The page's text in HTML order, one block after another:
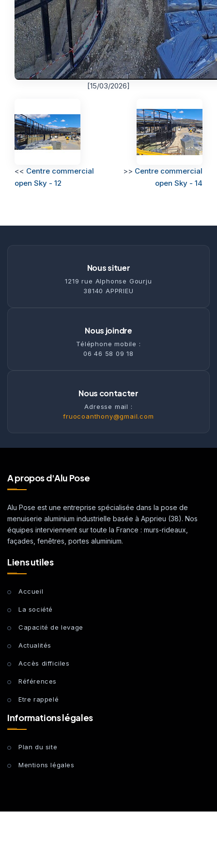
[15/03/2026]
<< Centre commercial
open Sky - 12
>> Centre commercial
open Sky - 14
Nous situer
1219 rue Alphonse Gourju
38140 APPRIEU
Nous joindre
Téléphone mobile :
06 46 58 09 18
Nous contacter
Adresse mail :
fruocoanthony@gmail.com
A propos d'Alu Pose
Alu Pose est une entreprise spécialisée dans la pose de
menuiserie aluminium industrielle basée à Apprieu (38). Nos
équipes interviennent sur toute la France : murs-rideaux,
façades, fenêtres, portes aluminium.
Liens utiles
Accueil
La société
Capacité de levage
Actualités
Accès difficiles
Références
Etre rappelé
Informations légales
Plan du site
Mentions légales